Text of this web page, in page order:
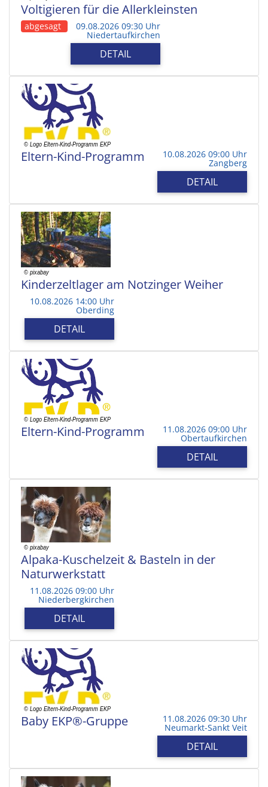
Voltigieren für die Allerkleinsten
abgesagt 09.08.2026 09:30 Uhr
Niedertaufkirchen
DETAIL
Eltern-Kind-Programm 10.08.2026 09:00 Uhr
Zangberg
DETAIL
Kinderzeltlager am Notzinger Weiher
10.08.2026 14:00 Uhr
Oberding
DETAIL
Eltern-Kind-Programm 11.08.2026 09:00 Uhr
Obertaufkirchen
DETAIL
Alpaka-Kuschelzeit & Basteln in der
Naturwerkstatt
11.08.2026 09:00 Uhr
Niederbergkirchen
DETAIL
Baby EKP®-Gruppe 11.08.2026 09:30 Uhr
Neumarkt-Sankt Veit
DETAIL